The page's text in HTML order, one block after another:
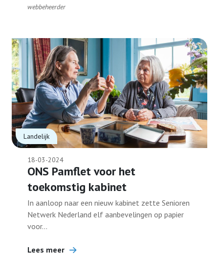
webbeheerder
Landelijk
18-03-2024
ONS Pamflet voor het
toekomstig kabinet
In aanloop naar een nieuw kabinet zette Senioren
Netwerk Nederland elf aanbevelingen op papier
voor...
Lees meer